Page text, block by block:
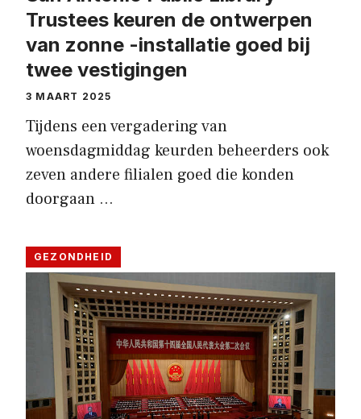
Trustees keuren de ontwerpen
van zonne -installatie goed bij
twee vestigingen
3 MAART 2025
Tijdens een vergadering van
woensdagmiddag keurden beheerders ook
zeven andere filialen goed die konden
doorgaan …
GEZONDHEID